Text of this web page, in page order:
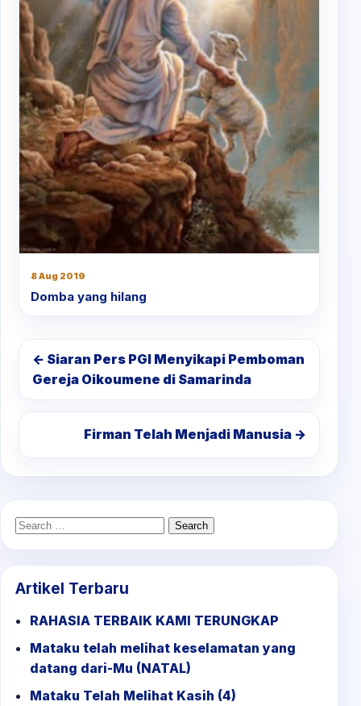
8 Aug 2019
Domba yang hilang
← Siaran Pers PGI Menyikapi Pemboman
Gereja Oikoumene di Samarinda
Firman Telah Menjadi Manusia →
Search
Artikel Terbaru
RAHASIA TERBAIK KAMI TERUNGKAP
Mataku telah melihat keselamatan yang
datang dari-Mu (NATAL)
Mataku Telah Melihat Kasih (4)